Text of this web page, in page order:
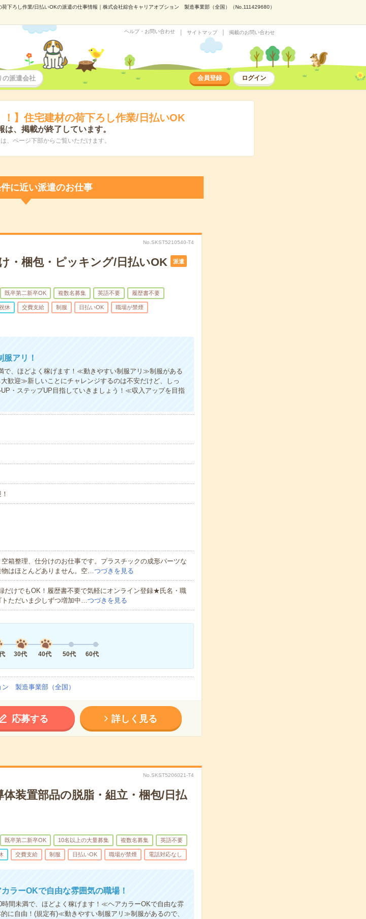
荷下ろし作業/日払いOKの派遣の仕事情報｜株式会社綜合キャリアオプション 製造事業部（全国）（No.111429680）
ヘルプ・お問い合わせ サイトマップ 掲載のお問い合わせ
の派遣会社 会員登録 ログイン
！】住宅建材の荷下ろし作業/日払いOK
は、掲載が終了しています。
、ページ下部からご覧いただけます。
に近い派遣のお仕事
No.SKST5210540-T4
・梱包・ピッキング/日払いOK 派遣
既卒第二新卒OK 複数名募集 英語不要 履歴書不要
休 交費支給 制服 日払いOK 職場が禁煙
アリ！
、ほどよく稼げます！≪動きやすい制服アリ≫制服がある
歓迎≫新しいことにチャレンジするのは不安だけど、しっ
・ステップUP目指していきましょう！≪収入アップを目指
箱整理、仕分けのお仕事です。プラスチックの成形パーツな
はほとんどありません。空…つづきを見る
だけでもOK！履歴書不要で気軽にオンライン登録★氏名・職
ただいま少しずつ増加中…つづきを見る
30代 40代 50代 60代
製造事業部（全国）
応募する 詳しく見る
No.SKST5206021-T4
体装置部品の脱脂・組立・梱包/日払
既卒第二新卒OK 10名以上の大量募集 複数名募集 英語不要
交費支給 制服 日払いOK 職場が禁煙 電話対応なし
ラーOKで自由な雰囲気の職場！
間未満で、ほどよく稼げます！≪ヘアカラーOKで自由な雰
に自由！(規定有)≪動きやすい制服アリ≫制服があるので、